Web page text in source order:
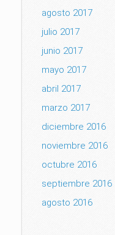
agosto 2017
julio 2017
junio 2017
mayo 2017
abril 2017
marzo 2017
diciembre 2016
noviembre 2016
octubre 2016
septiembre 2016
agosto 2016